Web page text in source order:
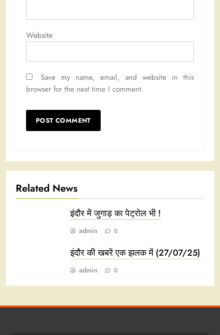
Website
Save my name, email, and website in this
browser for the next time I comment.
Related News
इंदौर में जुगाड़ का पेट्रोल भी !
admin 0
इंदौर की खबरें एक झलक में (27/07/25)
admin 0